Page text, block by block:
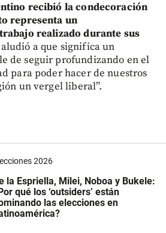
recibió la condecoración
representa un
realizado durante sus
a que significa un
de seguir profundizando en el
para poder hacer de nuestros
un vergel liberal”.
2026
la Espriella, Milei, Noboa y Bukele:
qué los ‘outsiders’ están
las elecciones en